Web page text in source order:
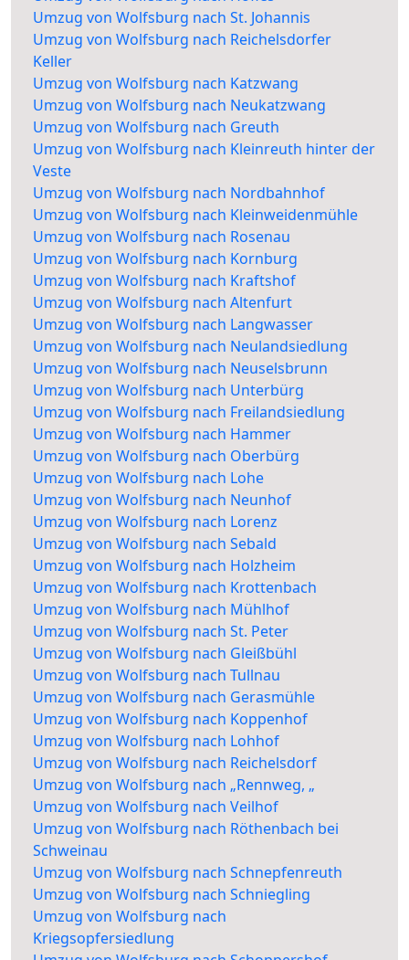
Umzug von Wolfsburg nach St. Johannis
Umzug von Wolfsburg nach Reichelsdorfer
Keller
Umzug von Wolfsburg nach Katzwang
Umzug von Wolfsburg nach Neukatzwang
Umzug von Wolfsburg nach Greuth
Umzug von Wolfsburg nach Kleinreuth hinter der
Veste
Umzug von Wolfsburg nach Nordbahnhof
Umzug von Wolfsburg nach Kleinweidenmühle
Umzug von Wolfsburg nach Rosenau
Umzug von Wolfsburg nach Kornburg
Umzug von Wolfsburg nach Kraftshof
Umzug von Wolfsburg nach Altenfurt
Umzug von Wolfsburg nach Langwasser
Umzug von Wolfsburg nach Neulandsiedlung
Umzug von Wolfsburg nach Neuselsbrunn
Umzug von Wolfsburg nach Unterbürg
Umzug von Wolfsburg nach Freilandsiedlung
Umzug von Wolfsburg nach Hammer
Umzug von Wolfsburg nach Oberbürg
Umzug von Wolfsburg nach Lohe
Umzug von Wolfsburg nach Neunhof
Umzug von Wolfsburg nach Lorenz
Umzug von Wolfsburg nach Sebald
Umzug von Wolfsburg nach Holzheim
Umzug von Wolfsburg nach Krottenbach
Umzug von Wolfsburg nach Mühlhof
Umzug von Wolfsburg nach St. Peter
Umzug von Wolfsburg nach Gleißbühl
Umzug von Wolfsburg nach Tullnau
Umzug von Wolfsburg nach Gerasmühle
Umzug von Wolfsburg nach Koppenhof
Umzug von Wolfsburg nach Lohhof
Umzug von Wolfsburg nach Reichelsdorf
Umzug von Wolfsburg nach „Rennweg, „
Umzug von Wolfsburg nach Veilhof
Umzug von Wolfsburg nach Röthenbach bei
Schweinau
Umzug von Wolfsburg nach Schnepfenreuth
Umzug von Wolfsburg nach Schniegling
Umzug von Wolfsburg nach
Kriegsopfersiedlung